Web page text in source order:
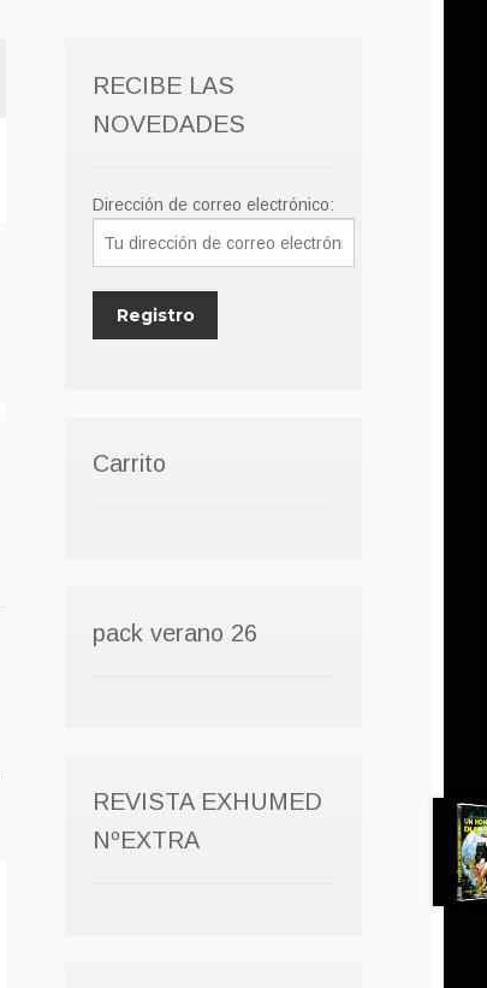
RECIBE LAS
NOVEDADES
Dirección de correo electrónico:
Carrito
pack verano 26
REVISTA EXHUMED
NºEXTRA